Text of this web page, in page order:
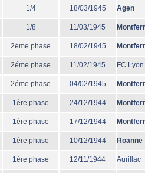
1/4 18/03/1945 Agen
1/8 11/03/1945
2éme phase 18/02/1945
2éme phase 11/02/1945 FC Lyon
2éme phase 04/02/1945
1ère phase 24/12/1944
1ère phase 17/12/1944
1ère phase 10/12/1944 Roanne
1ère phase 12/11/1944 Aurillac